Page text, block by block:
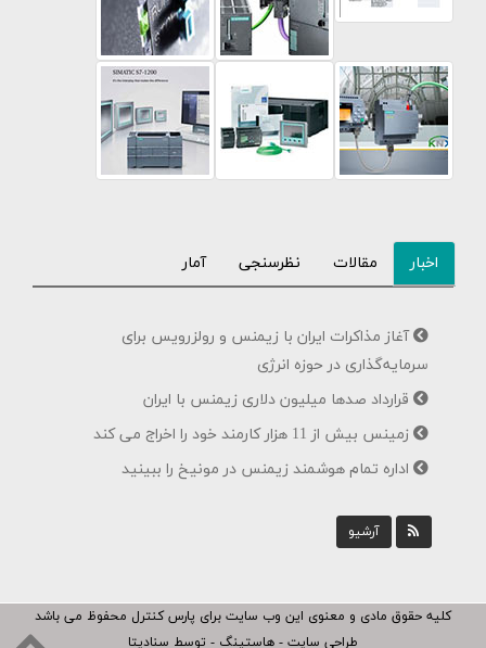
اخبار مقالات نظرسنجی آمار
آغاز مذاکرات ایران با زیمنس و رولزرویس برای
سرمایه‌گذاری در حوزه انرژی
قرارداد صدها میلیون دلاری زیمنس با ایران
زمینس بیش از 11 هزار کارمند خود را اخراج می کند
اداره تمام هوشمند زیمنس در مونیخ را ببینید
آرشیو
کلیه حقوق مادی و معنوی این وب سایت برای پارس کنترل محفوظ می باشد
طراحی سایت - هاستینگ - توسط سنادیتا